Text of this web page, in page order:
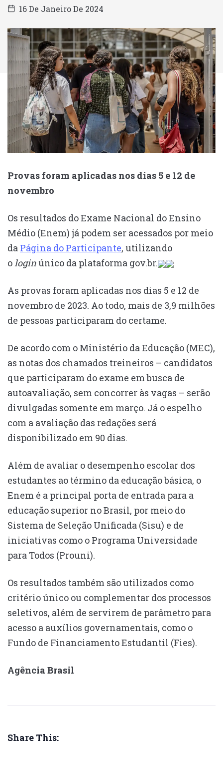
16 De Janeiro De 2024
Provas foram aplicadas nos dias 5 e 12 de
novembro
Os resultados do Exame Nacional do Ensino
Médio (Enem) já podem ser acessados por meio
da Página do Participante, utilizando
ologin único da plataforma gov.br.
As provas foram aplicadas nos dias 5 e 12 de
novembro de 2023. Ao todo, mais de 3,9 milhões
de pessoas participaram do certame.
De acordo com o Ministério da Educação (MEC),
as notas dos chamados treineiros – candidatos
que participaram do exame em busca de
autoavaliação, sem concorrer às vagas – serão
divulgadas somente em março. Já o espelho
com a avaliação das redações será
disponibilizado em 90 dias.
Além de avaliar o desempenho escolar dos
estudantes ao término da educação básica, o
Enem é a principal porta de entrada para a
educação superior no Brasil, por meio do
Sistema de Seleção Unificada (Sisu) e de
iniciativas como o Programa Universidade
para Todos (Prouni).
Os resultados também são utilizados como
critério único ou complementar dos processos
seletivos, além de servirem de parâmetro para
acesso a auxílios governamentais, como o
Fundo de Financiamento Estudantil (Fies).
Agência Brasil
Share This: